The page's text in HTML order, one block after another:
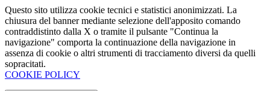
Questo sito utilizza cookie tecnici e statistici anonimizzati. La
chiusura del banner mediante selezione dell'apposito comando
contraddistinto dalla X o tramite il pulsante "Continua la
navigazione" comporta la continuazione della navigazione in
assenza di cookie o altri strumenti di tracciamento diversi da quelli
sopracitati.
COOKIE POLICY